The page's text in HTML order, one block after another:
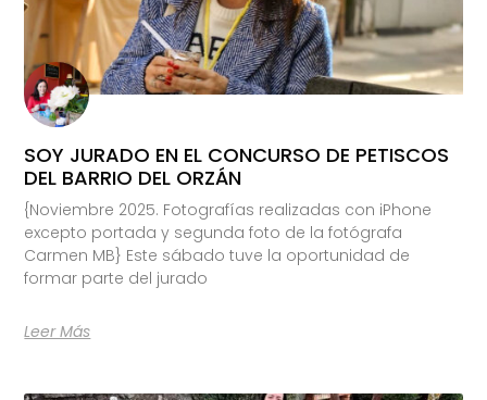
SOY JURADO EN EL CONCURSO DE PETISCOS
DEL BARRIO DEL ORZÁN
{Noviembre 2025. Fotografías realizadas con iPhone
excepto portada y segunda foto de la fotógrafa
Carmen MB} Este sábado tuve la oportunidad de
formar parte del jurado
Leer Más